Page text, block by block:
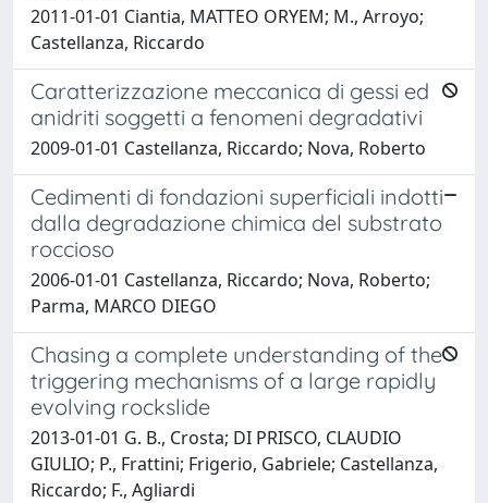
2011-01-01 Ciantia, MATTEO ORYEM; M., Arroyo;
Castellanza, Riccardo
Caratterizzazione meccanica di gessi ed
anidriti soggetti a fenomeni degradativi
2009-01-01 Castellanza, Riccardo; Nova, Roberto
Cedimenti di fondazioni superficiali indotti
dalla degradazione chimica del substrato
roccioso
2006-01-01 Castellanza, Riccardo; Nova, Roberto;
Parma, MARCO DIEGO
Chasing a complete understanding of the
triggering mechanisms of a large rapidly
evolving rockslide
2013-01-01 G. B., Crosta; DI PRISCO, CLAUDIO
GIULIO; P., Frattini; Frigerio, Gabriele; Castellanza,
Riccardo; F., Agliardi